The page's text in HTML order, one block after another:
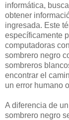
informática,
obtener
ingresada. Este
específicamente
computadoras
sombrero negro
sombreros
encontrar el
un error humano
A diferencia de
sombrero negro